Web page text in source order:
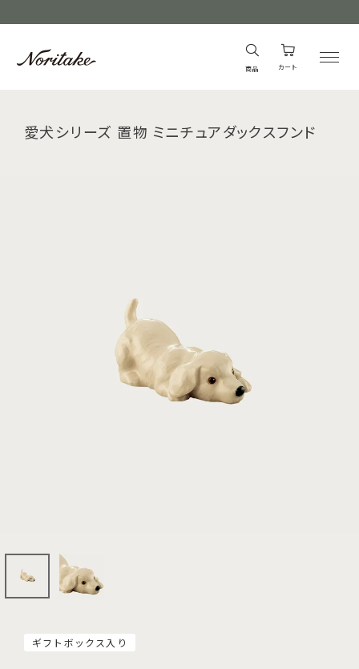
商品 カート
愛犬シリーズ 置物 ミニチュアダックスフンド
ギフトボックス入り